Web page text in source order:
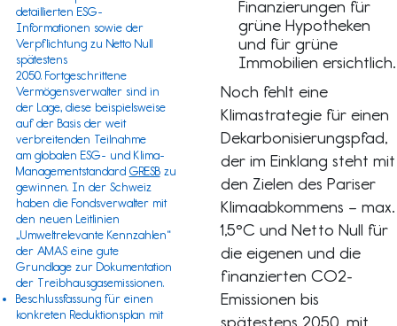
detaillierten ESG-
Informationen sowie der
Verpflichtung zu Netto Null
spätestens
2050. Fortgeschrittene
Vermögensverwalter sind in
der Lage, diese beispielsweise
auf der Basis der weit
verbreitenden Teilnahme
am globalen ESG- und Klima-
Managementstandard GRESBzu
gewinnen. In der Schweiz
haben die Fondsverwalter mit
den neuen Leitlinien
„Umweltrelevante Kennzahlen“
der AMASeine gute
Grundlage zur Dokumentation
der Treibhausgasemissionen.
Beschlussfassung für einen
konkreten Reduktionsplan mit
Finanzierungen für
grüne Hypotheken
und für grüne
Immobilien ersichtlich.
Noch fehlt eine
Klimastrategie für einen
Dekarbonisierungspfad,
der im Einklang steht mit
den Zielen des Pariser
Klimaabkommens – max.
1,5°C und Netto Null für
die eigenen und die
finanzierten CO2-
Emissionen bis